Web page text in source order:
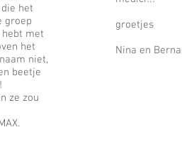
het
groep
hebt met
het
niet,
beetje
ze zou
groetjes
Nina en